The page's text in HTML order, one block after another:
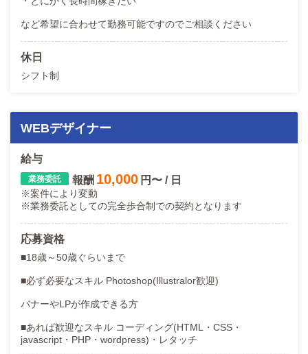
など希望に合わせて勤務可能ですのでご相談ください
休日
シフト制
WEBデザイナー
給与
報酬 10,000 円〜 / 日
※案件により変動
※業務委託としての完全歩合制での契約となります
応募資格
■18歳～50歳ぐらいまで
■必ず必要なスキル Photoshop(Illustralor歓迎)
バナーやLPが作成できる方
■あれば歓迎なスキル コーディング(HTML・CSS・
javascript・PHP・wordpress)・レタッチ